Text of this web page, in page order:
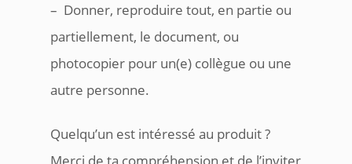
– Donner, reproduire tout, en partie ou
partiellement, le document, ou
photocopier pour un(e) collègue ou une
autre personne.
Quelqu’un est intéressé au produit ?